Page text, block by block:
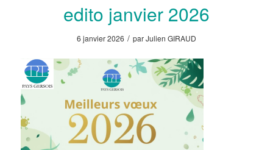
edito janvier 2026
6 janvier 2026 / parJulien GIRAUD